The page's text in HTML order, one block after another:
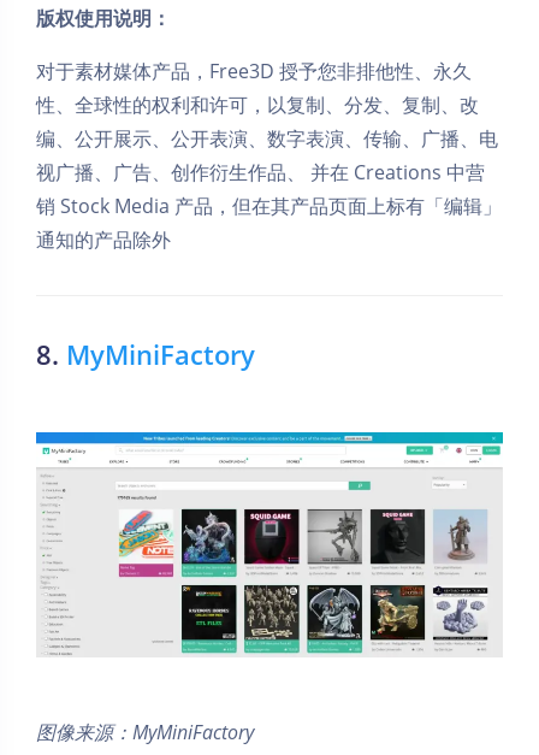
版权使用说明：
对于素材媒体产品，Free3D 授予您非排他性、永久
性、全球性的权利和许可，以复制、分发、复制、改
编、公开展示、公开表演、数字表演、传输、广播、电
视广播、广告、创作衍生作品、 并在 Creations 中营
销 Stock Media 产品，但在其产品页面上标有「编辑」
通知的产品除外
8. MyMiniFactory
图像来源：MyMiniFactory